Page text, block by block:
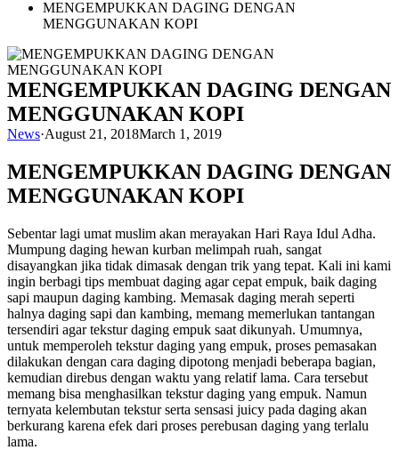
MENGEMPUKKAN DAGING DENGAN
MENGGUNAKAN KOPI
MENGEMPUKKAN DAGING DENGAN
MENGGUNAKAN KOPI
News·August 21, 2018March 1, 2019
MENGEMPUKKAN DAGING DENGAN
MENGGUNAKAN KOPI
Sebentar lagi umat muslim akan merayakan Hari Raya Idul Adha.
Mumpung daging hewan kurban melimpah ruah, sangat
disayangkan jika tidak dimasak dengan trik yang tepat. Kali ini kami
ingin berbagi tips membuat daging agar cepat empuk, baik daging
sapi maupun daging kambing. Memasak daging merah seperti
halnya daging sapi dan kambing, memang memerlukan tantangan
tersendiri agar tekstur daging empuk saat dikunyah. Umumnya,
untuk memperoleh tekstur daging yang empuk, proses pemasakan
dilakukan dengan cara daging dipotong menjadi beberapa bagian,
kemudian direbus dengan waktu yang relatif lama. Cara tersebut
memang bisa menghasilkan tekstur daging yang empuk. Namun
ternyata kelembutan tekstur serta sensasi juicy pada daging akan
berkurang karena efek dari proses perebusan daging yang terlalu
lama.